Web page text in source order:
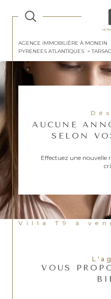
AGENCE IMMOBILIÈRE À MONEIN
PYRENEES ATLANTIQUES
AUCUNE
SELON
Effectuez une nouvelle
Villa T9 à
VOUS